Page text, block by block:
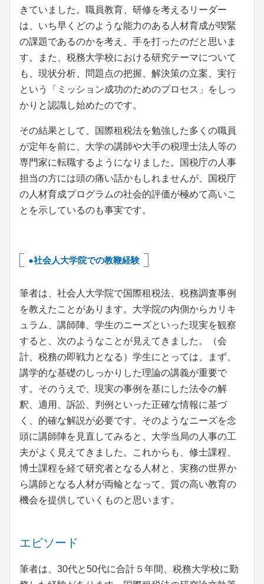
きていました。職員教育、研修を考えるリーダー
は、いち早くどのような能力のある人材育成が喫緊
の課題であるのかを考え、手を打ったのだと思いま
す。また、税務大学校における研究テーマについて
も、現状分析、問題点の把握、解決策の立案、実行
という「ミッション成功のためのプロセス」をしっ
かりと認識し始めたのです。
その結果として、国際租税法を勉強した多くの職員
が定年を前に、大学の講師や大手の税理士法人等の
専門家に転職するようになりました。国税庁の人事
担当の方には頭の痛い話かもしれませんが、国税庁
の人材育成プログラムの社会的評価が極めて高いこ
とを示しているのも事実です。
●社会人大学院での教鞭経験
筆者は、社会人大学院で国際租税法、税務調査事例
を教えたことがあります。大学院の内側からカリキ
ュラム、講師陣、学生のニーズといった現実を観察
すると、次のようなことが見えてきました。（会
計、税務の即戦力となる）学生にとっては、まず、
講学的な基礎のしっかりした理論の講義が重要で
す。そのうえで、現実の事例を基にした法令の解
釈、適用、訴訟、判例といった正確な情報に基づ
く、的確な解説が必要です。そのようなニーズを念
頭に講師陣を見直してみると、大学当局の人事の工
夫がよく見えてきました。これからも、修士課程、
博士課程を経て研究者となる人材と、実務の世界か
ら講師となる人材が両輪となって、質の高い教育の
機会を提供していくものと思います。
エピソード
筆者は、30代と50代に合計５年間、税務大学校に勤